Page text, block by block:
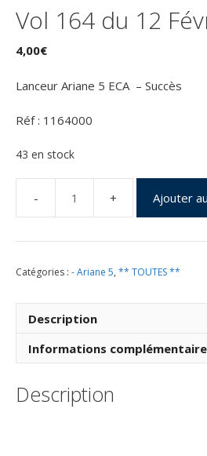
Vol 164 du 12
4,00€
Lanceur Ariane 5 ECA – Succès
Réf : 1164000
43 en stock
quantité
de
Vol
du
Ajouter
Catégories : - Ariane 5, ** TOUTES **
Description
Informations
Description